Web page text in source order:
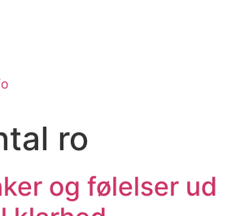
ro
og følelser ud